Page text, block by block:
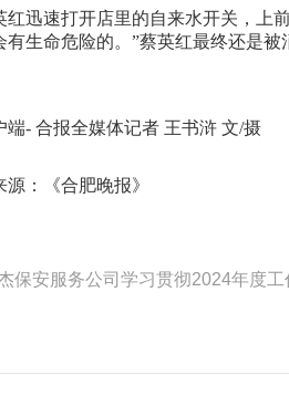
速打开店里的自来水开关，上前
有生命危险的。”蔡英红最终还是被
- 合报全媒体记者 王书浒 文/摄
：《合肥晚报》
保安服务公司学习贯彻2024年度